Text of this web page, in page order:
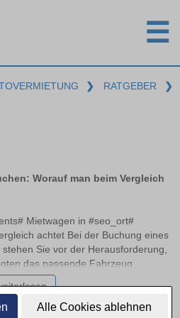
Alle Cookies ablehnen
☰
❯ RATGEBER ❯
Worauf man beim Vergleich
Mietwagen in #seo_ort#
achtet Bei der Buchung eines
Sie vor der Herausforderung,
das passende Fahrzeug
Preisen und
Aspekte wie die
und mögliche